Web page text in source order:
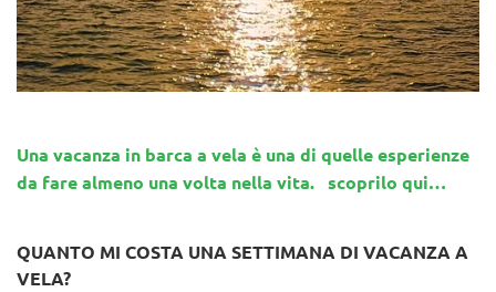
Una vacanza in barca a vela è una di quelle esperienze
da fare almeno una volta nella vita. scoprilo qui…
QUANTO MI COSTA UNA SETTIMANA DI VACANZA A
VELA?